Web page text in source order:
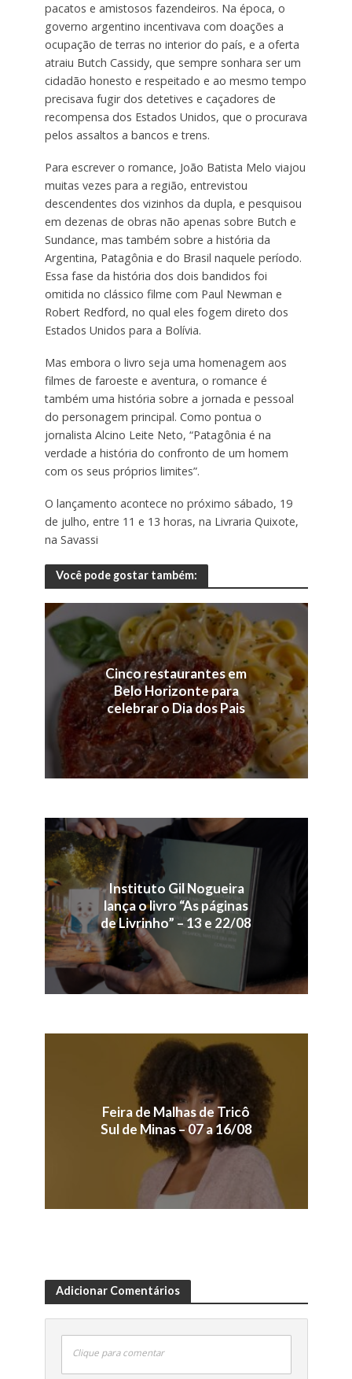
pacatos e amistosos fazendeiros. Na época, o
governo argentino incentivava com doações a
ocupação de terras no interior do país, e a oferta
atraiu Butch Cassidy, que sempre sonhara ser um
cidadão honesto e respeitado e ao mesmo tempo
precisava fugir dos detetives e caçadores de
recompensa dos Estados Unidos, que o procurava
pelos assaltos a bancos e trens.
Para escrever o romance, João Batista Melo viajou
muitas vezes para a região, entrevistou
descendentes dos vizinhos da dupla, e pesquisou
em dezenas de obras não apenas sobre Butch e
Sundance, mas também sobre a história da
Argentina, Patagônia e do Brasil naquele período.
Essa fase da história dos dois bandidos foi
omitida no clássico filme com Paul Newman e
Robert Redford, no qual eles fogem direto dos
Estados Unidos para a Bolívia.
Mas embora o livro seja uma homenagem aos
filmes de faroeste e aventura, o romance é
também uma história sobre a jornada e pessoal
do personagem principal. Como pontua o
jornalista Alcino Leite Neto, “Patagônia é na
verdade a história do confronto de um homem
com os seus próprios limites”.
O lançamento acontece no próximo sábado, 19
de julho, entre 11 e 13 horas, na Livraria Quixote,
na Savassi
Você pode gostar também:
Cinco restaurantes em
Belo Horizonte para
celebrar o Dia dos Pais
Instituto Gil Nogueira
lança o livro “As páginas
de Livrinho” – 13 e 22/08
Feira de Malhas de Tricô
Sul de Minas – 07 a 16/08
Adicionar Comentários
Clique para comentar